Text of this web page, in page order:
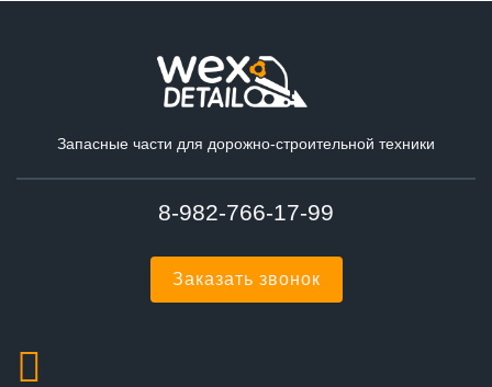
Запасные части для дорожно-строительной техники
8-982-766-17-99
Заказать звонок